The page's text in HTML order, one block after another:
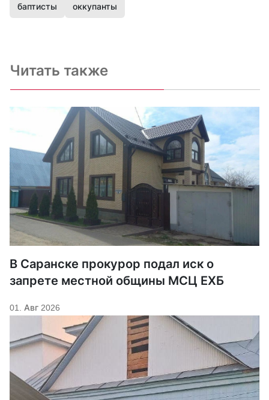
баптисты оккупанты
Читать также
В Саранске прокурор подал иск о
запрете местной общины МСЦ ЕХБ
01. Авг 2026